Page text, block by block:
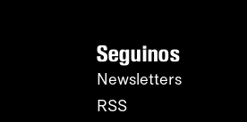
Seguinos
Newsletters
RSS